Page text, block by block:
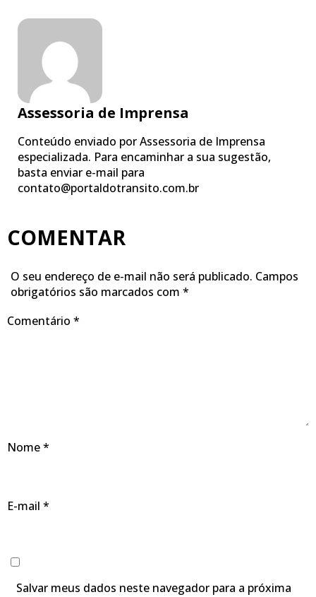
Assessoria de Imprensa
Conteúdo enviado por Assessoria de Imprensa
especializada. Para encaminhar a sua sugestão,
basta enviar e-mail para
contato@portaldotransito.com.br
COMENTAR
O seu endereço de e-mail não será publicado. Campos
obrigatórios são marcados com *
Comentário *
Nome*
E-mail *
Salvar meus dados neste navegador para a próxima